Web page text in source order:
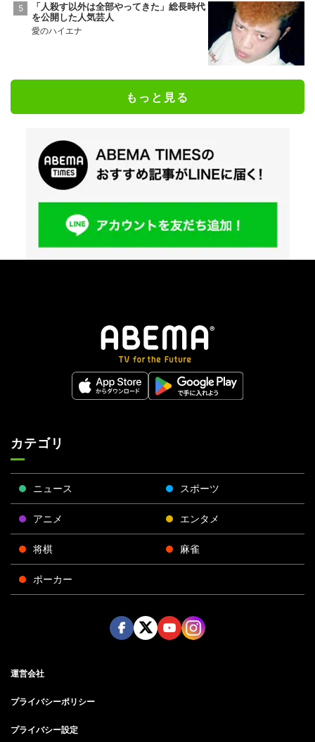
「人殺す以外は全部やってきた」総長時代
を公開した人気芸人
愛のハイエナ
もっと見る
カテゴリ
ニュース スポーツ
アニメ エンタメ
将棋 麻雀
ポーカー
運営会社
プライバシーポリシー
プライバシー設定